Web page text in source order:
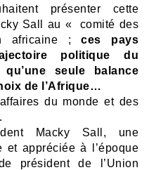
présenter cette
Sall au « comité des
africaine ;ces pays
politique du
seule balance
de l’Afrique…
du monde et des
Macky Sall, une
et appréciée à l’époque
président de l’Union